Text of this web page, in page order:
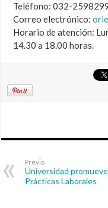
Teléfono: 032-
Correo electrónico:
Horario de atención:
14.30 a 18.00 horas.
Previo
Universidad
Prácticas Laborales